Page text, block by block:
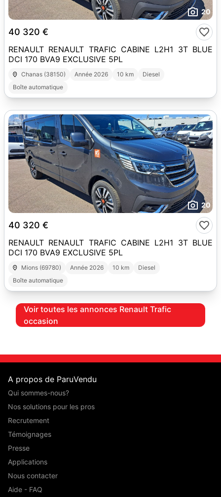
20
40 320 €
RENAULT RENAULT TRAFIC CABINE L2H1 3T BLUE
DCI 170 BVA9 EXCLUSIVE 5PL
Chanas (38150) Année 2026 10 km
Diesel
Boîte automatique
20
40 320 €
RENAULT RENAULT TRAFIC CABINE L2H1 3T BLUE
DCI 170 BVA9 EXCLUSIVE 5PL
Mions (69780) Année 2026 10 km
Diesel
Boîte automatique
Voir toutes les annonces Renault Trafic
occasion
A propos de ParuVendu
Qui sommes-nous?
Nos solutions pour les pros
Recrutement
Témoignages
Presse
Applications
Nous contacter
Aide - FAQ